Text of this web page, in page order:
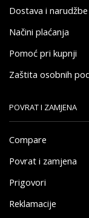
Dostava i narudžbe
Načini plaćanja
Pomoć pri kupnji
Zaštita osobnih
POVRAT I ZAMJENA
Compare
Povrat i zamjena
Prigovori
Reklamacije